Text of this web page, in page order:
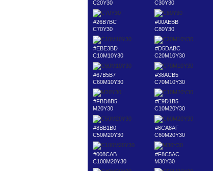
C20Y30
C30Y30
#26B7BC
C70Y30
#00AEBB
C80Y30
#EBE3BD
C10M10Y30
#D5DABC
C20M10Y30
#67B5B7
C60M10Y30
#38ACB5
C70M10Y30
#FBD8B5
M20Y30
#E9D1B5
C10M20Y30
#8BB1B0
C50M20Y30
#6CA8AF
C60M20Y30
#008CAB
C100M20Y30
#F8C5AC
M30Y30